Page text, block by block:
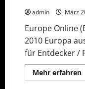
admin März
Europe Online
2010 Europa
für Entdecker /
Mehr erfahren